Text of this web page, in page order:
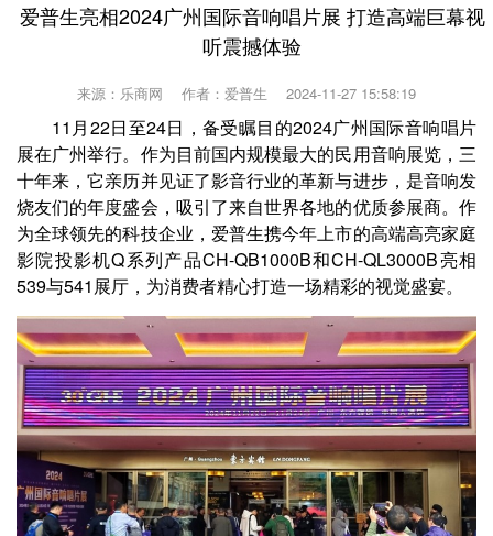
爱普生亮相2024广州国际音响唱片展 打造高端巨幕视
听震撼体验
来源：乐商网 作者：爱普生 2024-11-27 15:58:19
11月22日至24日，备受瞩目的2024广州国际音响唱片
展在广州举行。作为目前国内规模最大的民用音响展览，三
十年来，它亲历并见证了影音行业的革新与进步，是音响发
烧友们的年度盛会，吸引了来自世界各地的优质参展商。 作
为全球领先的科技企业，爱普生携今年上市的高端高亮家庭
影院投影机Q系列产品CH-QB1000B和CH-QL3000B亮相
539与541展厅，为消费者精心打造一场精彩的视觉盛宴。